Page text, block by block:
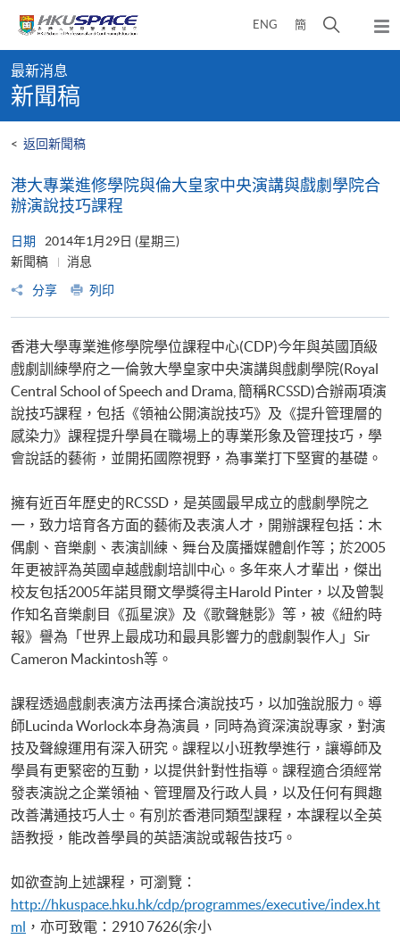
content
ENG 簡
開
彈
出
content
start
最新消息
新聞稿
< 返回新聞稿
港大專業進修學院與倫大皇家中央演講與戲劇學院合
辦演說技巧課程
日期
2014年1月29日 (星期三)
新聞稿
消息
分享
列印
香港大學專業進修學院學位課程中心(CDP)今年與英國頂級
戲劇訓練學府之一倫敦大學皇家中央演講與戲劇學院(Royal
Central School of Speech and Drama, 簡稱RCSSD)合辦兩項演
說技巧課程，包括《領袖公開演說技巧》及《提升管理層的
感染力》課程提升學員在職場上的專業形象及管理技巧，學
會說話的藝術，並開拓國際視野，為事業打下堅實的基礎。
擁有近百年歷史的RCSSD，是英國最早成立的戲劇學院之
一，致力培育各方面的藝術及表演人才，開辦課程包括：木
偶劇、音樂劇、表演訓練、舞台及廣播媒體創作等；於2005
年更被評為英國卓越戲劇培訓中心。多年來人才輩出，傑出
校友包括2005年諾貝爾文學獎得主Harold Pinter，以及曾製
作知名音樂劇目《孤星淚》及《歌聲魅影》等，被《紐約時
報》譽為「世界上最成功和最具影響力的戲劇製作人」Sir
Cameron Mackintosh等。
課程透過戲劇表演方法再揉合演說技巧，以加強說服力。導
師Lucinda Worlock本身為演員，同時為資深演說專家，對演
技及聲線運用有深入研究。課程以小班教學進行，讓導師及
學員有更緊密的互動，以提供針對性指導。課程適合須經常
發表演說之企業領袖、管理層及行政人員，以及任何有興趣
改善溝通技巧人士。有別於香港同類型課程，本課程以全英
語教授，能改善學員的英語演說或報告技巧。
如欲查詢上述課程，可瀏覽：
http://hkuspace.hku.hk/cdp/programmes/executive/index.ht
ml ，亦可致電：2910 7626(余小